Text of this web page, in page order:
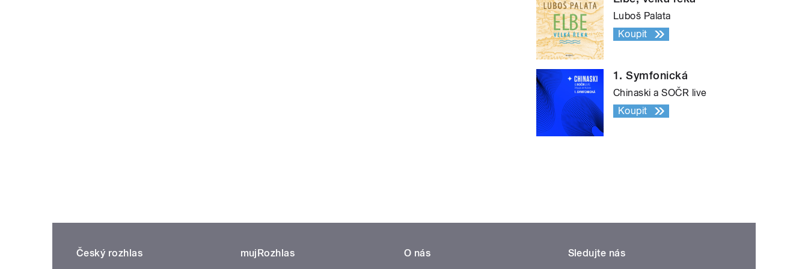
Luboš Palata
Koupit
1. Symfonická
Chinaski a SOČR live
Koupit
Český rozhlas mujRozhlas O nás Sledujte nás